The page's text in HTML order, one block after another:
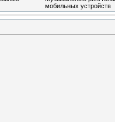
мобильных устройств